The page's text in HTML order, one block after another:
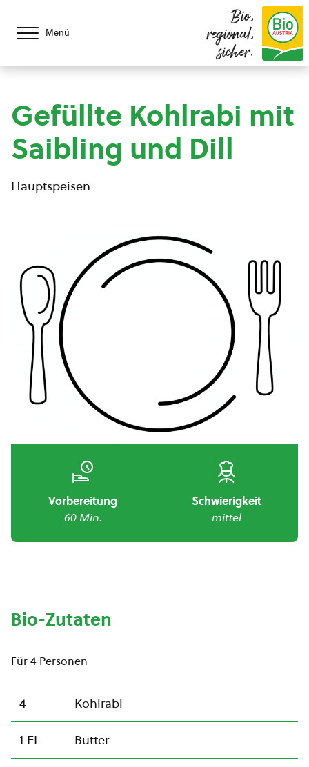
Menü
Bio,
regional,
sicher.
Gefüllte Kohlrabi mit
Saibling und Dill
Hauptspeisen
Vorbereitung
60 Min.
Schwierigkeit
mittel
Bio-Zutaten
Für 4 Personen
4 Kohlrabi
1 EL Butter